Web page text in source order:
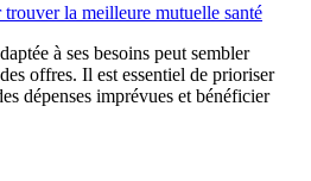
trouver la meilleure mutuelle santé
à ses besoins peut sembler
offres. Il est essentiel de prioriser
dépenses imprévues et bénéficier